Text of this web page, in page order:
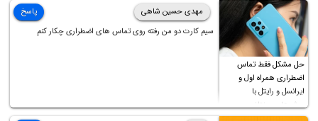
کیفیت)،با ابدیت کردن کارت گرافیک،کالیبره کردن و غیره هم نور و
رنگ درست نشد (انگار تصویر ماته)، خواهشمند است راهنمایی
فرمایید باتشکر
حل مشکل فقط تماس
اضطراری همراه اول و
ایرانسل و رایتل با
روش‌های مختلف
مهدی حسین شاهی
سیم کارت دو من رفته روی تماس های اضطراری چکار کنم
پاسخ